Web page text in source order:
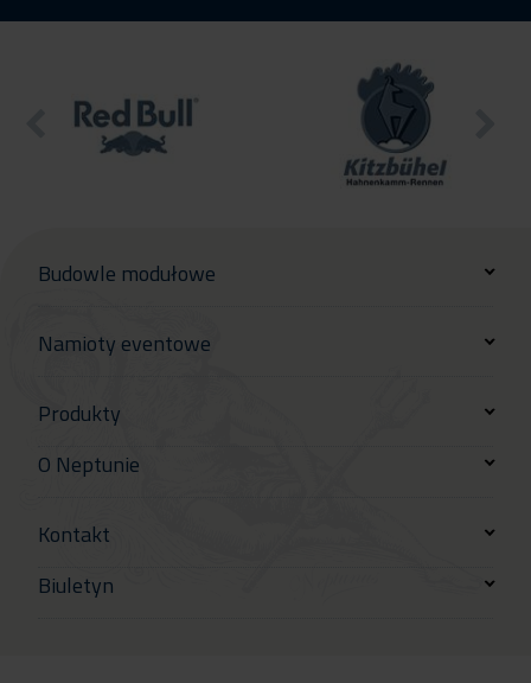
Budowle modułowe
Namioty eventowe
Produkty
O Neptunie
Kontakt
Biuletyn